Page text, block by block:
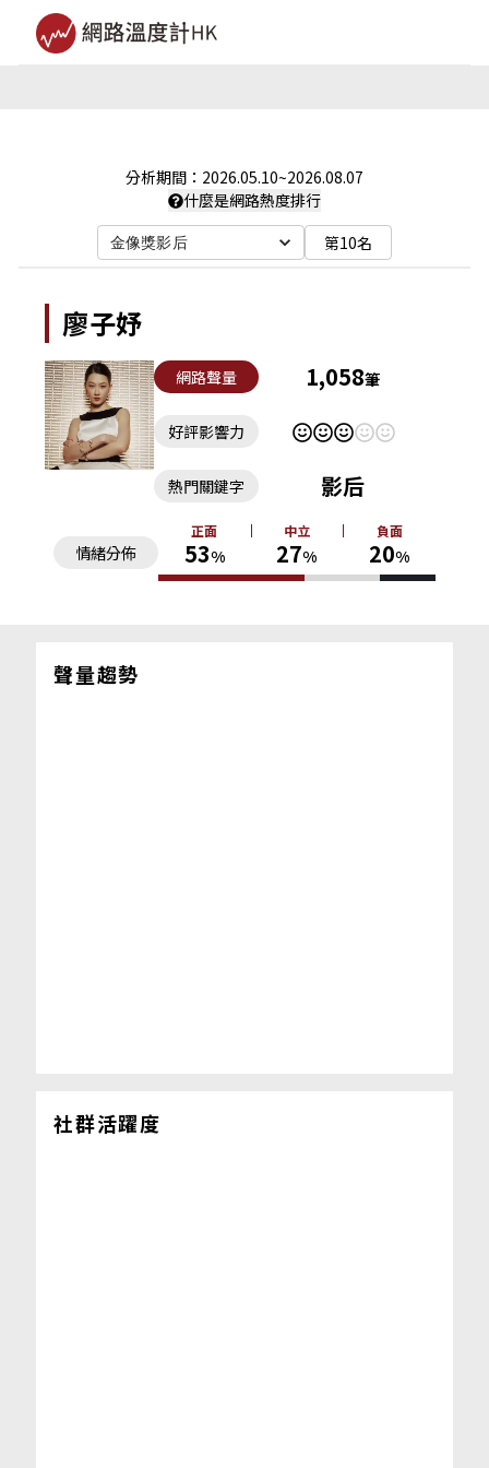
分析期間： 2026.05.10~2026.08.07
什麼是網路熱度排行
金像獎影后 第10名
廖子妤
網路聲量 1,058筆
好評影響力
情緒分佈
正面
53%
中立
27%
負面
20%
熱門關鍵字 影后
聲量趨勢
社群活躍度